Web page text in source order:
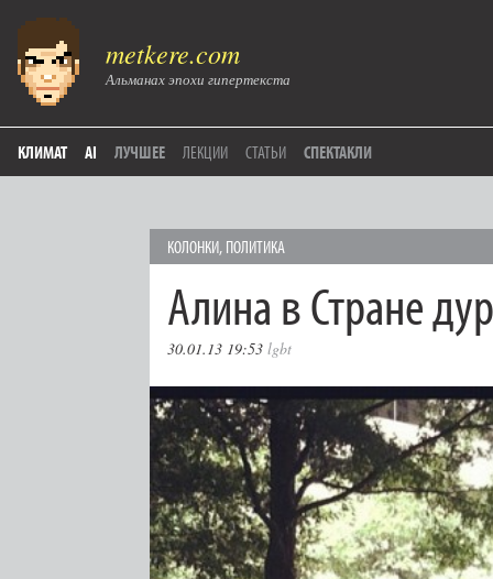
metkere.com
Альманах эпохи гипертекста
КЛИМАТ AI ЛУЧШЕЕ ЛЕКЦИИ СТАТЬИ СПЕКТАКЛИ
КОЛОНКИ, ПОЛИТИКА
Алина в Стране
30.01.13 19:53 lgbt